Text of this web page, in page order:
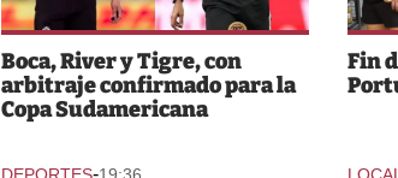
Boca, River y Tigre, con
arbitraje confirmado para la
Copa Sudamericana
-
Fin